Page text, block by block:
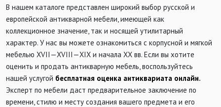
В нашем каталоге представлен широкий выбор русской и
европейской антикварной мебели, имеющей как
коллекционное значение, так и носящей утилитарный
характер. У нас вы можете ознакомиться с корпусной и мягкой
мебелью XVII —XVIII —XIX и начала XX вв. Если вы хотите
оценить и продать антикварную мебель, воспользуйтесь
нашей услугой бесплатная оценка антиквариата онлайн.
Эксперт по мебели даст предварительное заключение по
времени, стилю и месту создания вашего предмета и его